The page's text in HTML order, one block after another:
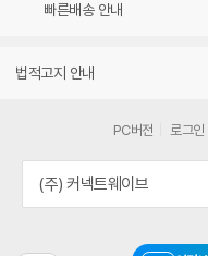
빠른배송 안내
법적고지 안내
PC버전 로그인
(주) 커넥트웨이브